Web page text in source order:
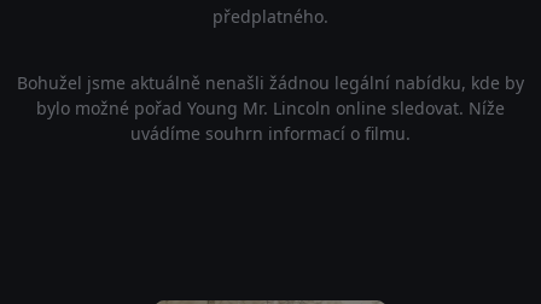
předplatného.
Bohužel jsme aktuálně nenašli žádnou legální nabídku, kde by
bylo možné pořad Young Mr. Lincoln online sledovat. Níže
uvádíme souhrn informací o filmu.